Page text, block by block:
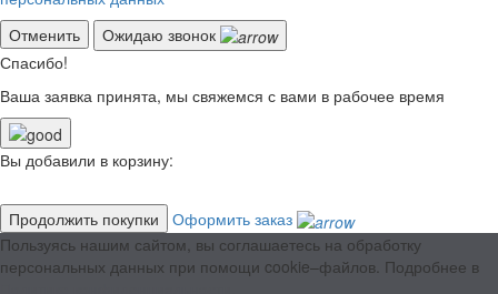
Отменить
Ожидаю звонок
Спасибо!
Ваша заявка принята, мы свяжемся с вами в рабочее время
Вы добавили в корзину:
Продолжить покупки
Оформить заказ
Пользуясь нашим сайтом, вы соглашаетесь на обработку
персональных данных при помощи cookie–файлов. Подробнее в